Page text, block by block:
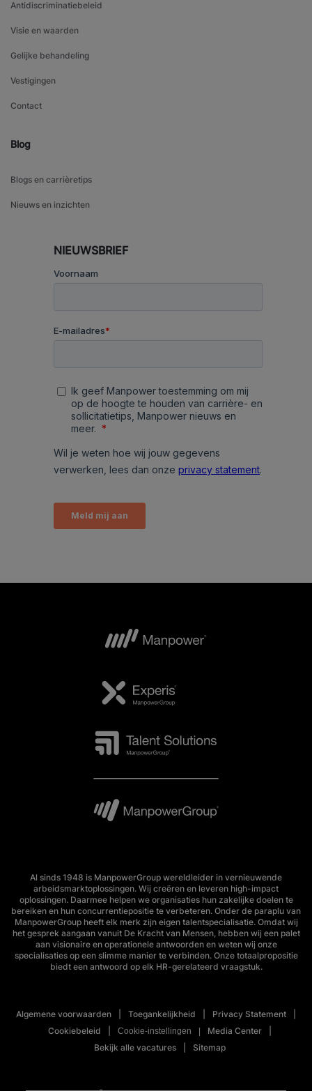
Antidiscriminatiebeleid
Visie en waarden
Gelijke behandeling
Vestigingen
Contact
Blog
Blogs en carrièretips
Nieuws en inzichten
NIEUWSBRIEF
Al sinds 1948 is ManpowerGroup wereldleider in vernieuwende
arbeidsmarktoplossingen. Wij creëren en leveren high-impact
oplossingen. Daarmee helpen we organisaties hun zakelijke doelen te
bereiken en hun concurrentiepositie te verbeteren. Onder de paraplu van
ManpowerGroup heeft elk merk zijn eigen talentspecialisatie. Omdat wij
het gesprek aangaan vanuit De Kracht van Mensen, hebben wij een palet
aan visionaire en operationele antwoorden en weten wij onze
specialisaties op een slimme manier te verbinden. Onze totaalpropositie
biedt een antwoord op elk HR-gerelateerd vraagstuk.
Algemene voorwaarden Toegankelijkheid
Privacy Statement
Cookiebeleid
Cookie-instellingen
Media Center
Bekijk alle vacatures
Sitemap